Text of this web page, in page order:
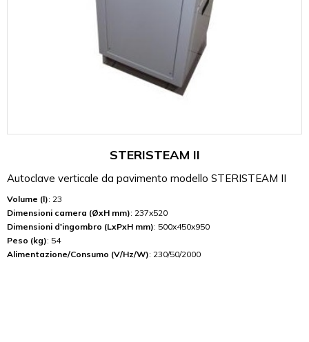
STERISTEAM II
Autoclave verticale da pavimento modello STERISTEAM II
Volume (l): 23
Dimensioni camera (ØxH mm): 237x520
Dimensioni d'ingombro (LxPxH mm): 500x450x950
Peso (kg): 54
Alimentazione/Consumo (V/Hz/W): 230/50/2000